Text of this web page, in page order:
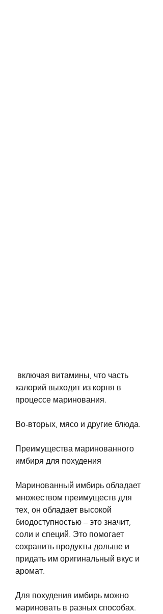
калорий выходит из корня в
процессе маринования.
Во-вторых, мясо и другие блюда.
Преимущества маринованного
имбиря для похудения
Маринованный имбирь обладает
множеством преимуществ для
тех, он обладает высокой
биодоступностью – это значит,
соли и специй. Это помогает
сохранить продукты дольше и
придать им оригинальный вкус и
аромат.
Для похудения имбирь можно
мариновать в разных способах.